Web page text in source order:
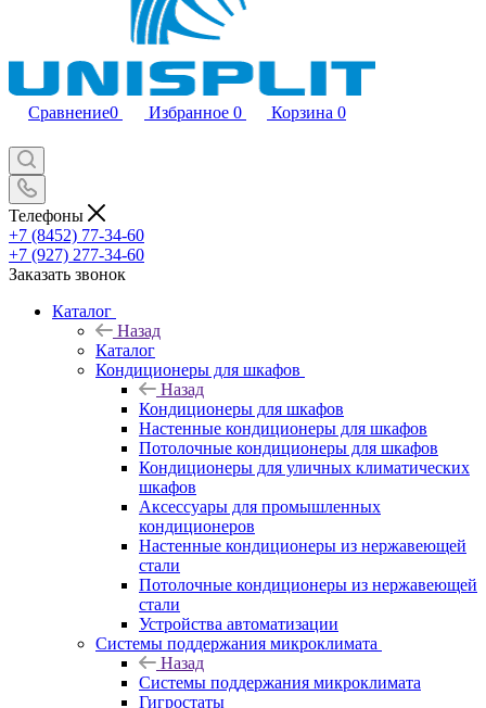
Сравнение0 Избранное 0 Корзина 0
Телефоны
+7 (8452) 77-34-60
+7 (927) 277-34-60
Заказать звонок
Каталог
Назад
Каталог
Кондиционеры для шкафов
Назад
Кондиционеры для шкафов
Настенные кондиционеры для шкафов
Потолочные кондиционеры для шкафов
Кондиционеры для уличных климатических
шкафов
Аксессуары для промышленных
кондиционеров
Настенные кондиционеры из нержавеющей
стали
Потолочные кондиционеры из нержавеющей
стали
Устройства автоматизации
Системы поддержания микроклимата
Назад
Системы поддержания микроклимата
Гигростаты